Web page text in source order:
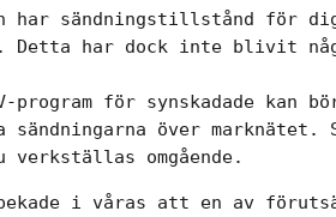
har sändningstillstånd för
Detta har dock inte blivit
för synskadade kan
över marknätet.
verkställas omgående.
i våras att en av